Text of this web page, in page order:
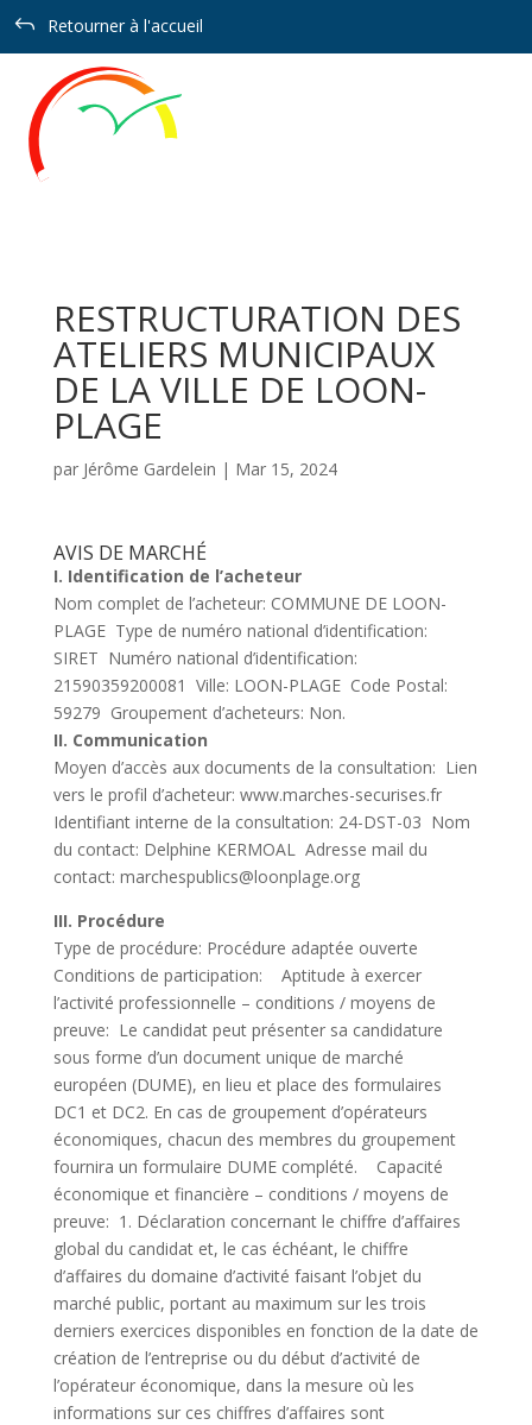
J Retourner à l'accueil
RESTRUCTURATION DES
ATELIERS MUNICIPAUX
DE LA VILLE DE LOON-
PLAGE
par Jérôme Gardelein | Mar 15, 2024
AVIS DE MARCHÉ
I. Identification de l’acheteur
Nom complet de l’acheteur: COMMUNE DE LOON-
PLAGE Type de numéro national d’identification:
SIRET Numéro national d’identification:
21590359200081 Ville: LOON-PLAGE Code Postal:
59279 Groupement d’acheteurs: Non.
II. Communication
Moyen d’accès aux documents de la consultation: Lien
vers le profil d’acheteur: www.marches-securises.fr
Identifiant interne de la consultation: 24-DST-03 Nom
du contact: Delphine KERMOAL Adresse mail du
contact: marchespublics@loonplage.org
III. Procédure
Type de procédure: Procédure adaptée ouverte
Conditions de participation: Aptitude à exercer
l’activité professionnelle – conditions / moyens de
preuve: Le candidat peut présenter sa candidature
sous forme d’un document unique de marché
européen (DUME), en lieu et place des formulaires
DC1 et DC2. En cas de groupement d’opérateurs
économiques, chacun des membres du groupement
fournira un formulaire DUME complété. Capacité
économique et financière – conditions / moyens de
preuve: 1. Déclaration concernant le chiffre d’affaires
global du candidat et, le cas échéant, le chiffre
d’affaires du domaine d’activité faisant l’objet du
marché public, portant au maximum sur les trois
derniers exercices disponibles en fonction de la date de
création de l’entreprise ou du début d’activité de
l’opérateur économique, dans la mesure où les
informations sur ces chiffres d’affaires sont
Panneau de gestion des cookies